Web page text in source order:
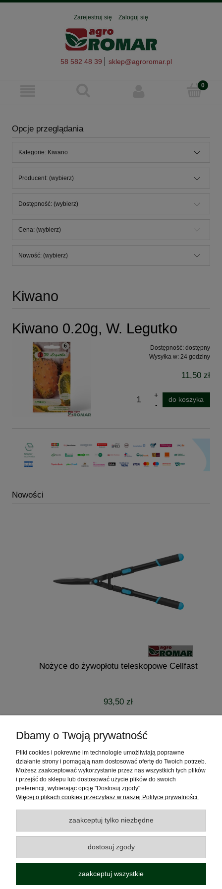
Zarejestruj się Zaloguj się
58 582 48 39 sklep@agroromar.pl
Opcje przeglądania
Kategorie: Kiwano
Producent: (wybierz)
Dostępność: (wybierz)
Cena: (wybierz)
Nowość: (wybierz)
Kiwano
Kiwano 0.20g, W. Legutko
Dostępność: dostępny
Wysyłka w: 24 godziny
11,50 zł
do koszyka
Nowości
Nożyce do żywopłotu teleskopowe Cellfast
93,50 zł
Pomoc
Moje konto
O nas
Polecamy odwiedzić
Dbamy o Twoją prywatność
Pliki cookies i pokrewne im technologie umożliwiają poprawne
działanie strony i pomagają nam dostosować ofertę do Twoich potrzeb.
Możesz zaakceptować wykorzystanie przez nas wszystkich tych plików
i przejść do sklepu lub dostosować użycie plików do swoich
preferencji, wybierając opcję "Dostosuj zgody".
Więcej o plikach cookies przeczytasz w naszej Polityce prywatności.
zaakceptuj tylko niezbędne
dostosuj zgody
zaakceptuj wszystkie